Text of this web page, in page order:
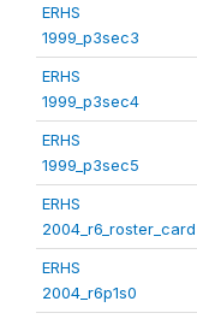
ERHS
1999_p3sec3
ERHS
1999_p3sec4
ERHS
1999_p3sec5
ERHS
2004_r6_roster_card
ERHS
2004_r6p1s0